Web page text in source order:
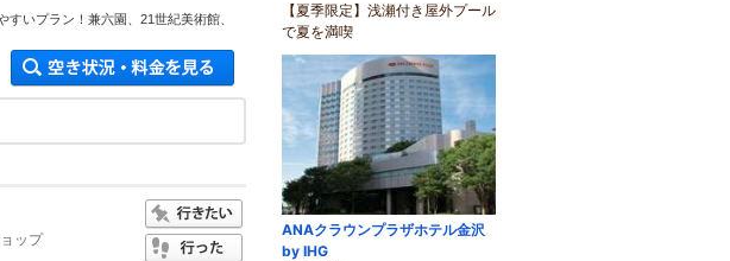
いプラン！兼六園、21世紀美術館、
空き状況・料金を見る
ップ
【夏季限定】浅瀬付き屋外プール
で夏を満喫
ANAクラウンプラザホテル金沢
by IHG